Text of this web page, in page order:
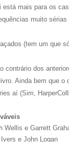
mais para os
muito sérias
(tem um que
contrário dos
Ainda bem que o
aí (Sim,
Wellis e Garrett
e John Logan